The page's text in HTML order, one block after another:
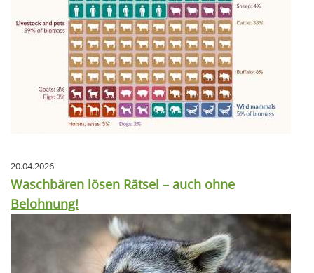
20.04.2026
Waschbären lösen Rätsel – auch ohne
Belohnung!